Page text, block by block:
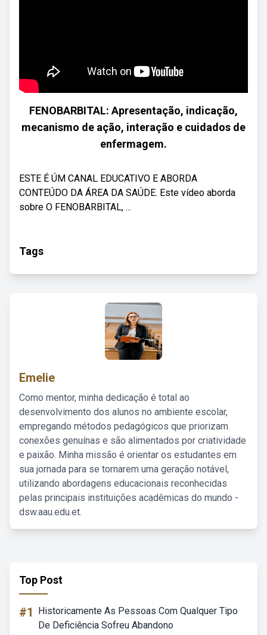
FENOBARBITAL: Apresentação, indicação,
mecanismo de ação, interação e cuidados de
enfermagem.
ESTE É ÚM CANAL EDUCATIVO E ABORDA
CONTEÚDO DA ÁREA DA SAÚDE. Este vídeo aborda
sobre O FENOBARBITAL, ...
Tags
Emelie
Como mentor, minha dedicação é total ao
desenvolvimento dos alunos no ambiente escolar,
empregando métodos pedagógicos que priorizam
conexões genuínas e são alimentados por criatividade
e paixão. Minha missão é orientar os estudantes em
sua jornada para se tornarem uma geração notável,
utilizando abordagens educacionais reconhecidas
pelas principais instituições acadêmicas do mundo -
dsw.aau.edu.et.
Top Post
#1
Historicamente As Pessoas Com Qualquer Tipo
De Deficiência Sofreu Abandono